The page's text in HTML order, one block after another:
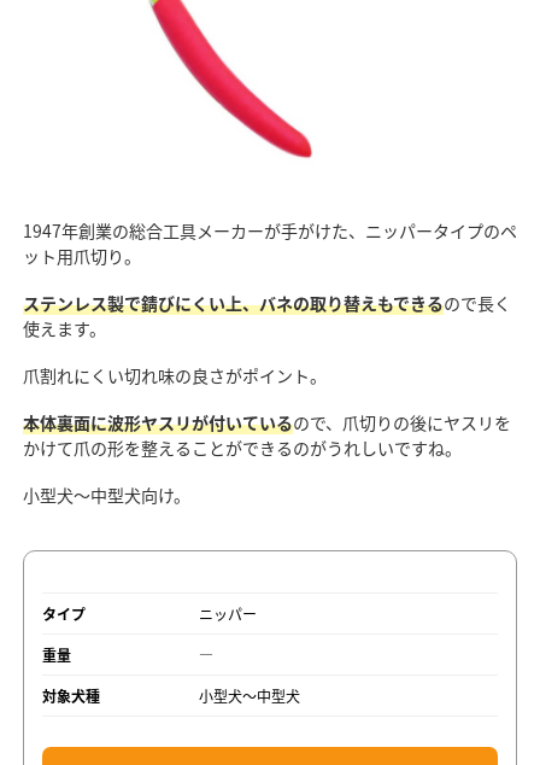
1947年創業の総合工具メーカーが手がけた、ニッパータイプのペ
ット用爪切り。
ステンレス製で錆びにくい上、バネの取り替えもできるので長く
使えます。
爪割れにくい切れ味の良さがポイント。
本体裏面に波形ヤスリが付いているので、爪切りの後にヤスリを
かけて爪の形を整えることができるのがうれしいですね。
小型犬～中型犬向け。
タイプ
ニッパー
重量
―
対象犬種
小型犬～中型犬